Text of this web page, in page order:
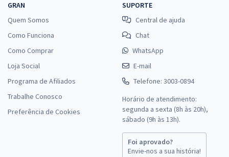
GRAN
Quem Somos
Como Funciona
Como Comprar
Loja Social
Programa de Afiliados
Trabalhe Conosco
Preferência de Cookies
SUPORTE
Central de ajuda
Chat
WhatsApp
E-mail
Telefone: 3003-0894
Horário de atendimento:
segunda a sexta (8h às 20h),
sábado (9h às 13h).
Foi aprovado?
Envie-nos a sua história!